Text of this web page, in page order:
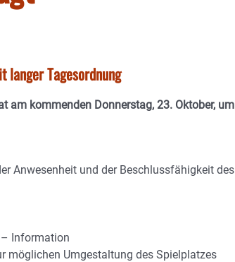
langer Tagesordnung
am kommenden Donnerstag, 23. Oktober, um
Anwesenheit und der Beschlussfähigkeit des
Information
möglichen Umgestaltung des Spielplatzes